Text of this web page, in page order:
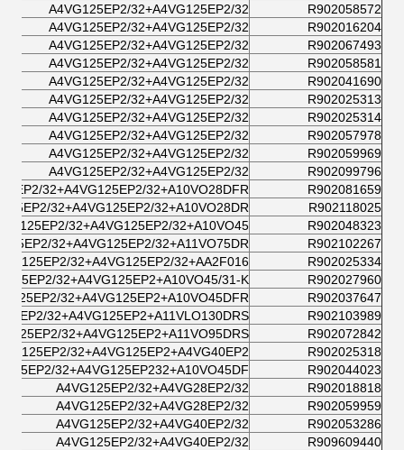
R902058572
A4VG125EP2/32+A4VG125EP2/32
R902016204
A4VG125EP2/32+A4VG125EP2/32
R902067493
A4VG125EP2/32+A4VG125EP2/32
R902058581
A4VG125EP2/32+A4VG125EP2/32
R902041690
A4VG125EP2/32+A4VG125EP2/32
R902025313
A4VG125EP2/32+A4VG125EP2/32
R902025314
A4VG125EP2/32+A4VG125EP2/32
R902057978
A4VG125EP2/32+A4VG125EP2/32
R902059969
A4VG125EP2/32+A4VG125EP2/32
R902099796
A4VG125EP2/32+A4VG125EP2/32
R902081659
32+A4VG125EP2/32+A10VO28DFR
R902118025
32+A4VG125EP2/32+A10VO28DR/
R902048323
32+A4VG125EP2/32+A10VO45
R902102267
32+A4VG125EP2/32+A11VO75DR
R902025334
32+A4VG125EP2/32+AA2F016/
R902027960
32+A4VG125EP2+A10VO45/31-K
R902037647
32+A4VG125EP2+A10VO45DFR
R902103989
32+A4VG125EP2+A11VLO130DRS/
R902072842
32+A4VG125EP2+A11VO95DRS/
R902025318
32+A4VG125EP2+A4VG40EP2
R902044023
32+A4VG125EP232+A10VO45DF
R902018818
A4VG125EP2/32+A4VG28EP2/32
R902059959
A4VG125EP2/32+A4VG28EP2/32
R902053286
A4VG125EP2/32+A4VG40EP2/32
R909609440
A4VG125EP2/32+A4VG40EP2/32